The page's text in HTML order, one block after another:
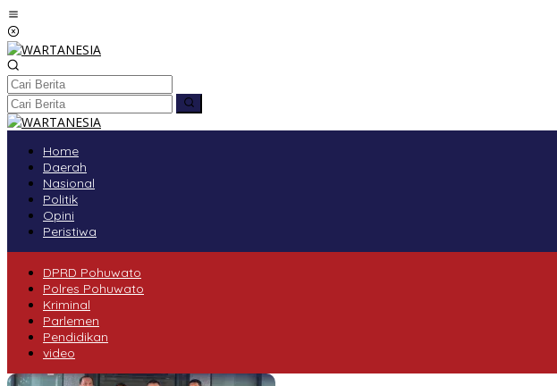
Lewati
ke
konten
Home
Daerah
Nasional
Politik
Opini
Peristiwa
DPRD Pohuwato
Polres Pohuwato
Kriminal
Parlemen
Pendidikan
video
tutup